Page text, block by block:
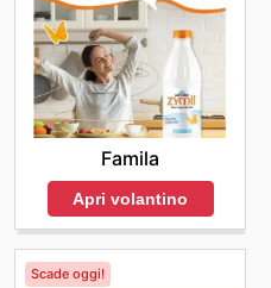
di controllare queste
concreto,
mirati e convenienti,
il sito MEGA oggi
e iniziare subito a
Famila
Apri volantino
Scade oggi!